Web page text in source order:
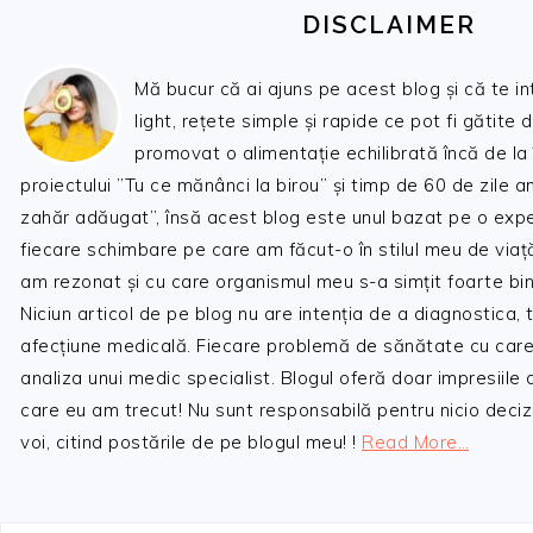
DISCLAIMER
Mă bucur că ai ajuns pe acest blog și că te
light, rețete simple și rapide ce pot fi gătite
promovat o alimentație echilibrată încă de
proiectului ”Tu ce mănânci la birou” și timp de 60 de zile
zahăr adăugat”, însă acest blog este unul bazat pe o
fiecare schimbare pe care am făcut-o în stilul meu de
am rezonat și cu care organismul meu s-a simțit foarte
Niciun articol de pe blog nu are intenția de a diagnostica,
afecțiune medicală. Fiecare problemă de sănătate cu
analiza unui medic specialist. Blogul oferă doar impresiile
care eu am trecut! Nu sunt responsabilă pentru nicio
voi, citind postările de pe blogul meu! ! Read More…